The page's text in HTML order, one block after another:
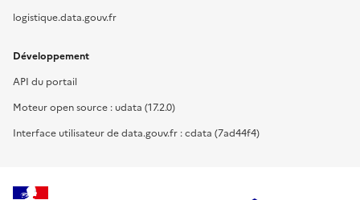
logistique.data.gouv.fr
Développement
API du portail
Moteur open source : udata (17.2.0)
Interface utilisateur de data.gouv.fr : cdata (7ad44f4)